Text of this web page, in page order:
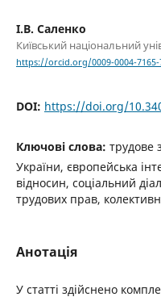
І.В. Саленко
Київський національний
https://orcid.org/0009-0004-7165-
DOI: https://doi.org/
Ключові слова: трудове
України, європейська
відносин, соціальний
трудових прав,
Анотація
У статті здійснено